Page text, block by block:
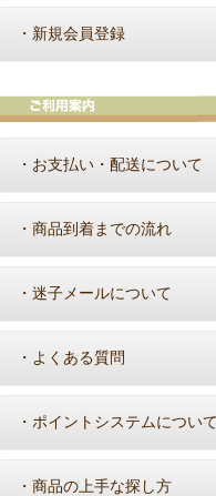
・ 新規会員登録
・ お支払い・配送について
・ 商品到着までの流れ
・ 迷子メールについて
・ よくある質問
・ ポイントシステムについて
・ 商品の上手な探し方